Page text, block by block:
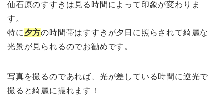
仙石原のすすきは見る時間によって印象が変わりま
す。
特に 夕方の時間帯はすすきが夕日に照らされて綺麗な
光景が見られるのでお勧めです。
写真を撮るのであれば、光が差している時間に逆光で
撮ると綺麗に撮れます！